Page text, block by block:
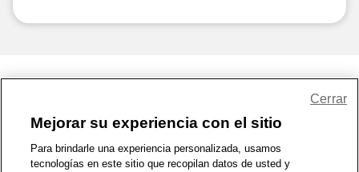
1-800-679-9691 | Contáctenos | Términos de Uso | Accesibilidad
Política de Privacidad | WA Privacy Policy | Mapa del sitio
Mejorar su experiencia con el sitio
Para brindarle una experiencia personalizada, usamos
tecnologías en este sitio que recopilan datos de usted y
Cerrar